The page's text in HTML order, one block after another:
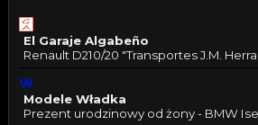
El Garaje Algabeño
Renault D210/20 "Transportes J.M.
Modele Władka
Prezent urodzinowy od żony - BMW